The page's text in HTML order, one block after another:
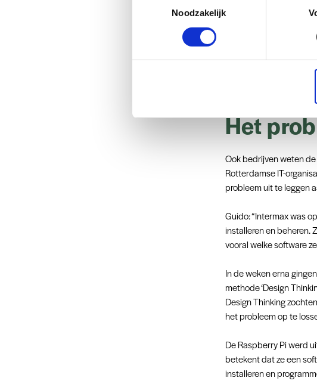
Noodzakelijk
Volgens Guido wordt
"Docenten stimuleren
flexibel zijn en in staat
met trainingen en het
Het
Ook bedrijven weten
Rotterdamse IT-
probleem uit te leggen
Guido: “Intermax was
installeren en beheren.
vooral welke software
In de weken erna
methode ‘Design
Design Thinking
het probleem op te
De Raspberry Pi werd
betekent dat ze een
installeren en